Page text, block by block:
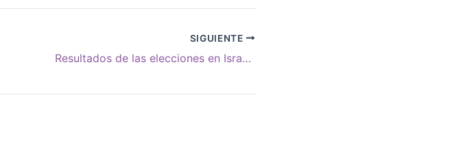
SIGUIENTE
Resultados de las elecciones en Israel: ¿Es el kahanista Ben-Gvir lo que le molesta?